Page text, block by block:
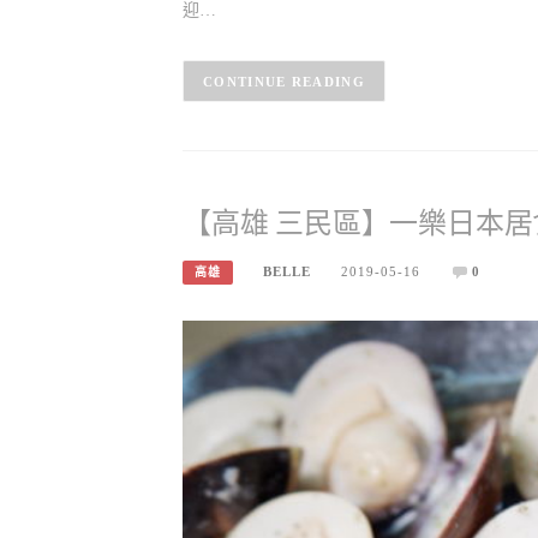
迎…
CONTINUE READING
【高雄 三民區】一樂日本
高雄 BELLE 2019-05-16 0